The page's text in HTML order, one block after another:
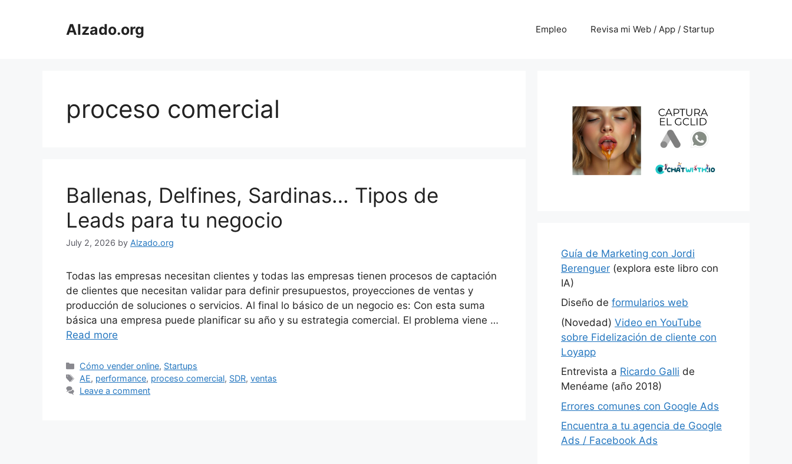
Alzado.org Empleo Revisa mi Web / App / Startup
proceso comercial
Ballenas, Delfines, Sardinas… Tipos de
Leads para tu negocio
July 2, 2026 by Alzado.org
Todas las empresas necesitan clientes y todas las empresas tienen procesos de captación
de clientes que necesitan validar para definir presupuestos, proyecciones de ventas y
producción de soluciones o servicios. Al final lo básico de un negocio es: Con esta suma
básica una empresa puede planificar su año y su estrategia comercial. El problema viene …
Read more
Categories
Cómo vender online, Startups
Tags
AE, performance, proceso comercial, SDR,ventas
Leave a comment
Guía de Marketing con Jordi
Berenguer (explora este libro con
IA)
Diseño de formularios web
(Novedad) Video en YouTube
sobre Fidelización de cliente con
Loyapp
Entrevista a Ricardo Galli de
Menéame (año 2018)
Errores comunes con Google Ads
Encuentra a tu agencia de Google
Ads / Facebook Ads